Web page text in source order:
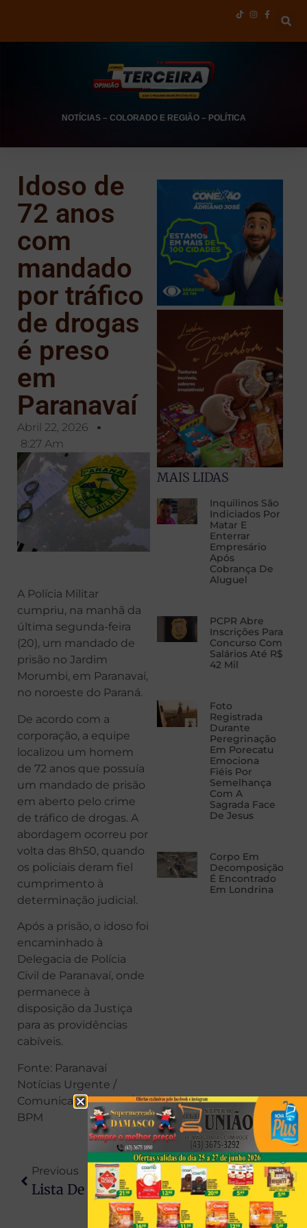
NOTÍCIAS– COLORADO E REGIÃO– POLÍTICA
Idoso de
72 anos
com
mandado
por tráfico
de drogas
é preso
em
Paranavaí
Abril 22, 2026
8:27 Am
A Polícia Militar
cumpriu, na manhã da
última segunda-feira
(20), um mandado de
prisão no Jardim
Morumbi, em Paranavaí,
no noroeste do Paraná.
De acordo com a
corporação, a equipe
localizou um homem
de 72 anos que possuía
um mandado de prisão
em aberto pelo crime
de tráfico de drogas. A
abordagem ocorreu por
volta das 8h50, quando
os policiais deram fiel
cumprimento à
determinação judicial.
Após a prisão, o idoso foi
encaminhado à
Delegacia de Polícia
Civil de Paranavaí, onde
permanece à
disposição da Justiça
para as providências
cabíveis.
Fonte: Paranavaí
Notícias Urgente /
Comunicação Social / 8º
BPM
MAIS LIDAS
Inquilinos São
Indiciados Por
Matar E
Enterrar
Empresário
Após
Cobrança De
Aluguel
PCPR Abre
Inscrições Para
Concurso Com
Salários Até R$
42 Mil
Foto
Registrada
Durante
Peregrinação
Em Porecatu
Emociona
Fiéis Por
Semelhança
Com A
Sagrada Face
De Jesus
Corpo Em
Decomposição
É Encontrado
Em Londrina
Previous
Lista De Enxoval Para Casar Moderna: Itens Que Fazem Sentido Hoje Em Dia
Next
Primos De 9 E 12 Anos Morrem Após Boia Virar Em Rio No Paraná